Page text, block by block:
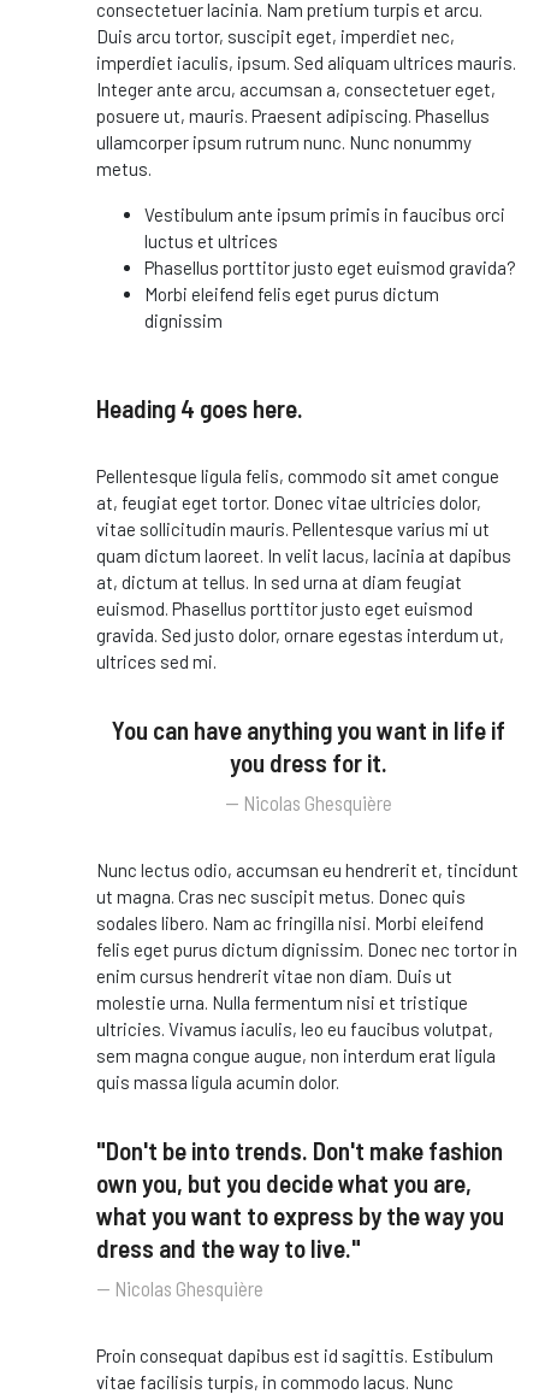
consectetuer lacinia. Nam pretium turpis et arcu.
Duis arcu tortor, suscipit eget, imperdiet nec,
imperdiet iaculis, ipsum. Sed aliquam ultrices mauris.
Integer ante arcu, accumsan a, consectetuer eget,
posuere ut, mauris. Praesent adipiscing. Phasellus
ullamcorper ipsum rutrum nunc. Nunc nonummy
metus.
Vestibulum ante ipsum primis in faucibus orci
luctus et ultrices
Phasellus porttitor justo eget euismod gravida?
Morbi eleifend felis eget purus dictum
dignissim
Heading 4 goes here.
Pellentesque ligula felis, commodo sit amet congue
at, feugiat eget tortor. Donec vitae ultricies dolor,
vitae sollicitudin mauris. Pellentesque varius mi ut
quam dictum laoreet. In velit lacus, lacinia at dapibus
at, dictum at tellus. In sed urna at diam feugiat
euismod. Phasellus porttitor justo eget euismod
gravida. Sed justo dolor, ornare egestas interdum ut,
ultrices sed mi.
You can have anything you want in life if
you dress for it.
Nicolas Ghesquière
Nunc lectus odio, accumsan eu hendrerit et, tincidunt
ut magna. Cras nec suscipit metus. Donec quis
sodales libero. Nam ac fringilla nisi. Morbi eleifend
felis eget purus dictum dignissim. Donec nec tortor in
enim cursus hendrerit vitae non diam. Duis ut
molestie urna. Nulla fermentum nisi et tristique
ultricies. Vivamus iaculis, leo eu faucibus volutpat,
sem magna congue augue, non interdum erat ligula
quis massa ligula acumin dolor.
"Don't be into trends. Don't make fashion
own you, but you decide what you are,
what you want to express by the way you
dress and the way to live."
Nicolas Ghesquière
Proin consequat dapibus est id sagittis. Estibulum
vitae facilisis turpis, in commodo lacus. Nunc